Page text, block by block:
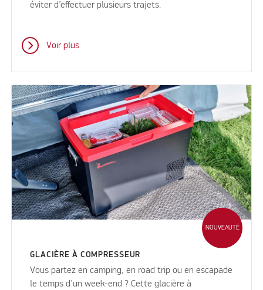
éviter d’effectuer plusieurs trajets.
Voir plus
NOUVEAUTÉ
GLACIÈRE À COMPRESSEUR
Vous partez en camping, en road trip ou en escapade
le temps d’un week-end ? Cette glacière à